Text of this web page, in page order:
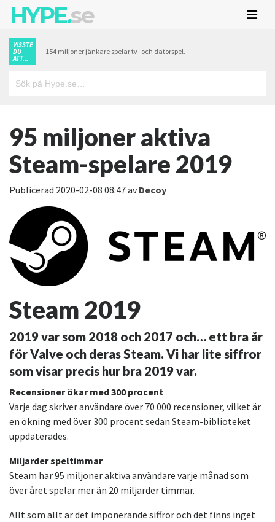
HYPE.se
VISSTE
DU
ATT...
154 miljoner jänkare spelar tv- och datorspel.
95 miljoner aktiva
Steam-spelare 2019
Publicerad 2020-02-08 08:47avDecoy
Steam 2019
2019 var som 2018 och 2017 och… ett bra år
för Valve och deras Steam. Vi har lite siffror
som visar precis hur bra 2019 var.
Recensioner ökar med 300 procent
Varje dag skriver användare över 70 000 recensioner, vilket är
en ökning med över 300 procent sedan Steam-biblioteket
uppdaterades.
Miljarder speltimmar
Steam har 95 miljoner aktiva användare varje månad som
över året spelar mer än 20 miljarder timmar.
Allt som allt är det imponerande siffror och det finns inget